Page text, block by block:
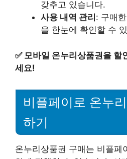
갖추고 있습니다.
사용 내역 관리 : 구매
을 한눈에 확인할 수
✅ 모바일 온누리상품권을 할
세요!
비플페이로 온누
하기
온누리상품권 구매는 비플페